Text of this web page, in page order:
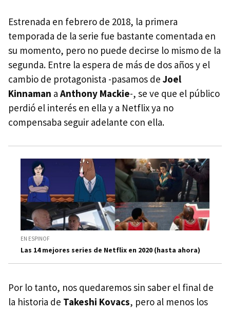
Estrenada en febrero de 2018, la primera
temporada de la serie fue bastante comentada en
su momento, pero no puede decirse lo mismo de la
segunda. Entre la espera de más de dos años y el
cambio de protagonista -pasamos de Joel
Kinnaman a Anthony Mackie-, se ve que el público
perdió el interés en ella y a Netflix ya no
compensaba seguir adelante con ella.
EN ESPINOF
Las 14 mejores series de Netflix en 2020 (hasta ahora)
Por lo tanto, nos quedaremos sin saber el final de
la historia de Takeshi Kovacs, pero al menos los